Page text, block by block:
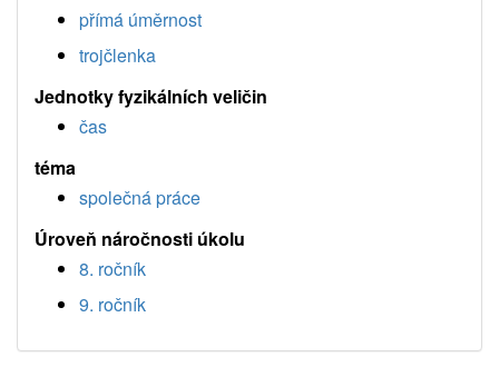
přímá úměrnost
trojčlenka
Jednotky fyzikálních veličin
čas
téma
společná práce
Úroveň náročnosti úkolu
8. ročník
9. ročník